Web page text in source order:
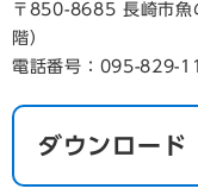
〒850-8685 長崎市魚
階）
電話番号：095-829-
ダウンロード